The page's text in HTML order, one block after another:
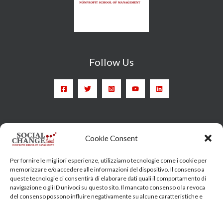
Cookie Consent
Per fornire le migliori esperienze, utilizziamo tecnologie come i cookie per
memorizzare e/o accedere alle informazioni del dispositivo. Il consenso a
queste tecnologie ci consentirà di elaborare dati quali il comportamento di
navigazione o gli ID univoci su questo sito. Il mancato consenso o la revoca
del consenso possono influire negativamente su alcune caratteristiche e
Follow Us
Head Quarter: Spain – Calle Arrieta, 9 - 28013 Madrid
7 - 00185 Roma
socialchangeschool@socialchangeschool.org